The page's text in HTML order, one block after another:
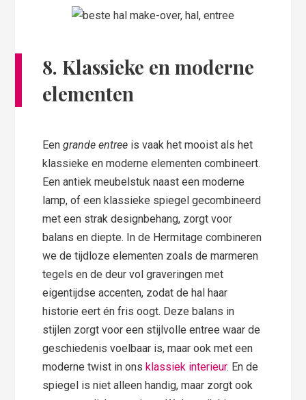
8. Klassieke en moderne
elementen
Eengrande entree is vaak het mooist als het
klassieke en moderne elementen combineert.
Een antiek meubelstuk naast een moderne
lamp, of een klassieke spiegel gecombineerd
met een strak designbehang, zorgt voor
balans en diepte. In de Hermitage combineren
we de tijdloze elementen zoals de marmeren
tegels en de deur vol graveringen met
eigentijdse accenten, zodat de hal haar
historie eert én fris oogt. Deze balans in
stijlen zorgt voor een stijlvolle entree waar de
geschiedenis voelbaar is, maar ook met een
moderne twist in ons klassiek interieur. En de
spiegel is niet alleen handig, maar zorgt ook